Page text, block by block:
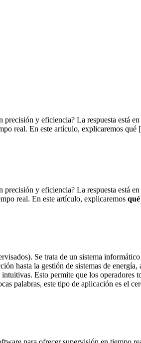
y eficiencia? La respuesta está
real. En este artículo, explicaremos
y eficiencia? La respuesta está
real. En este artículo, explicaremos
Se trata de un sistema
hasta la gestión de sistemas de
Esto permite que los operadores
palabras, este tipo de aplicación es el